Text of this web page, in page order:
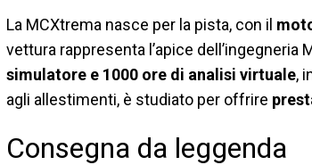
La MCXtrema nasce per la pista, con il
vettura rappresenta l’apice dell’ingegneria
simulatore e 1000 ore di analisi virtuale,
agli allestimenti, è studiato per offrire
Consegna da leggenda